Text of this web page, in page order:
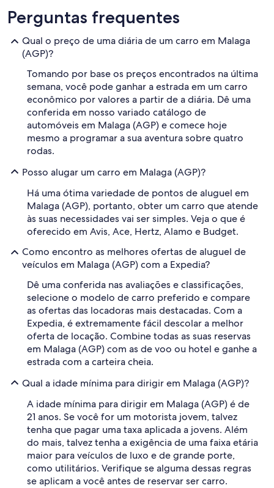
Perguntas frequentes
Qual o preço de uma diária de um carro em Malaga
(AGP)?
Tomando por base os preços encontrados na última
semana, você pode ganhar a estrada em um carro
econômico por valores a partir de a diária. Dê uma
conferida em nosso variado catálogo de
automóveis em Malaga (AGP) e comece hoje
mesmo a programar a sua aventura sobre quatro
rodas.
Posso alugar um carro em Malaga (AGP)?
Há uma ótima variedade de pontos de aluguel em
Malaga (AGP), portanto, obter um carro que atende
às suas necessidades vai ser simples. Veja o que é
oferecido em Avis, Ace, Hertz, Alamo e Budget.
Como encontro as melhores ofertas de aluguel de
veículos em Malaga (AGP) com a Expedia?
Dê uma conferida nas avaliações e classificações,
selecione o modelo de carro preferido e compare
as ofertas das locadoras mais destacadas. Com a
Expedia, é extremamente fácil descolar a melhor
oferta de locação. Combine todas as suas reservas
em Malaga (AGP) com as de voo ou hotel e ganhe a
estrada com a carteira cheia.
Qual a idade mínima para dirigir em Malaga (AGP)?
A idade mínima para dirigir em Malaga (AGP) é de
21 anos. Se você for um motorista jovem, talvez
tenha que pagar uma taxa aplicada a jovens. Além
do mais, talvez tenha a exigência de uma faixa etária
maior para veículos de luxo e de grande porte,
como utilitários. Verifique se alguma dessas regras
se aplicam a você antes de reservar ser carro.